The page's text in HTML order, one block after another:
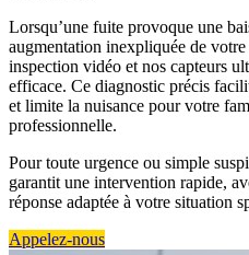
Lorsqu’une fuite provoque une
augmentation inexpliquée de
inspection vidéo et nos capteurs
efficace. Ce diagnostic précis
et limite la nuisance pour votre
professionnelle.
Pour toute urgence ou simple
garantit une intervention rapide,
réponse adaptée à votre situation
Appelez-nous